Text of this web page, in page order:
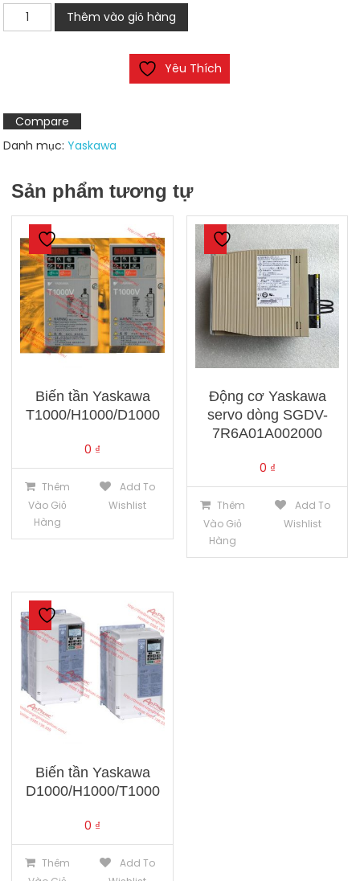
tần
số
lượng
Thêm vào giỏ hàng
Yêu Thích
Compare
Danh mục:Yaskawa
Sản phẩm tương tự
Biến tần Yaskawa
T1000/H1000/D1000
0 ₫
Thêm
Vào Giỏ
Hàng
Add To
Wishlist
Động cơ Yaskawa
servo dòng SGDV-
7R6A01A002000
0 ₫
Thêm
Vào Giỏ
Hàng
Add To
Wishlist
Biến tần Yaskawa
D1000/H1000/T1000
0 ₫
Thêm
Add To